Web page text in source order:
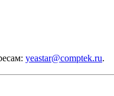
yeastar@comptek.ru.